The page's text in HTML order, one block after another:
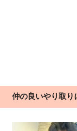
仲の良いやり取り